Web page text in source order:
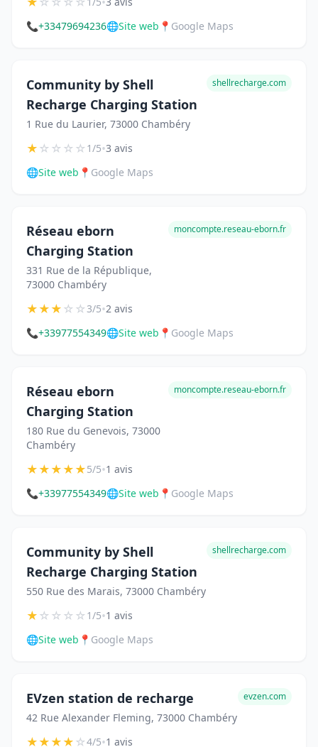
📞+33479694236🌐Site web 📍 Google Maps
Community by Shell
Recharge Charging Station
1 Rue du Laurier, 73000 Chambéry
shellrecharge.com
★☆☆☆☆1/5•3 avis
🌐Site web 📍 Google Maps
Réseau eborn
Charging Station
331 Rue de la République,
73000 Chambéry
moncompte.reseau-eborn.fr
★★★☆☆3/5•2 avis
📞+33977554349🌐Site web 📍 Google Maps
Réseau eborn
Charging Station
180 Rue du Genevois, 73000
Chambéry
moncompte.reseau-eborn.fr
★★★★★5/5•1 avis
📞+33977554349🌐Site web 📍 Google Maps
Community by Shell
Recharge Charging Station
550 Rue des Marais, 73000 Chambéry
shellrecharge.com
★☆☆☆☆1/5•1 avis
🌐Site web 📍 Google Maps
EVzen station de recharge
42 Rue Alexander Fleming, 73000 Chambéry
evzen.com
★★★★☆4/5•1 avis